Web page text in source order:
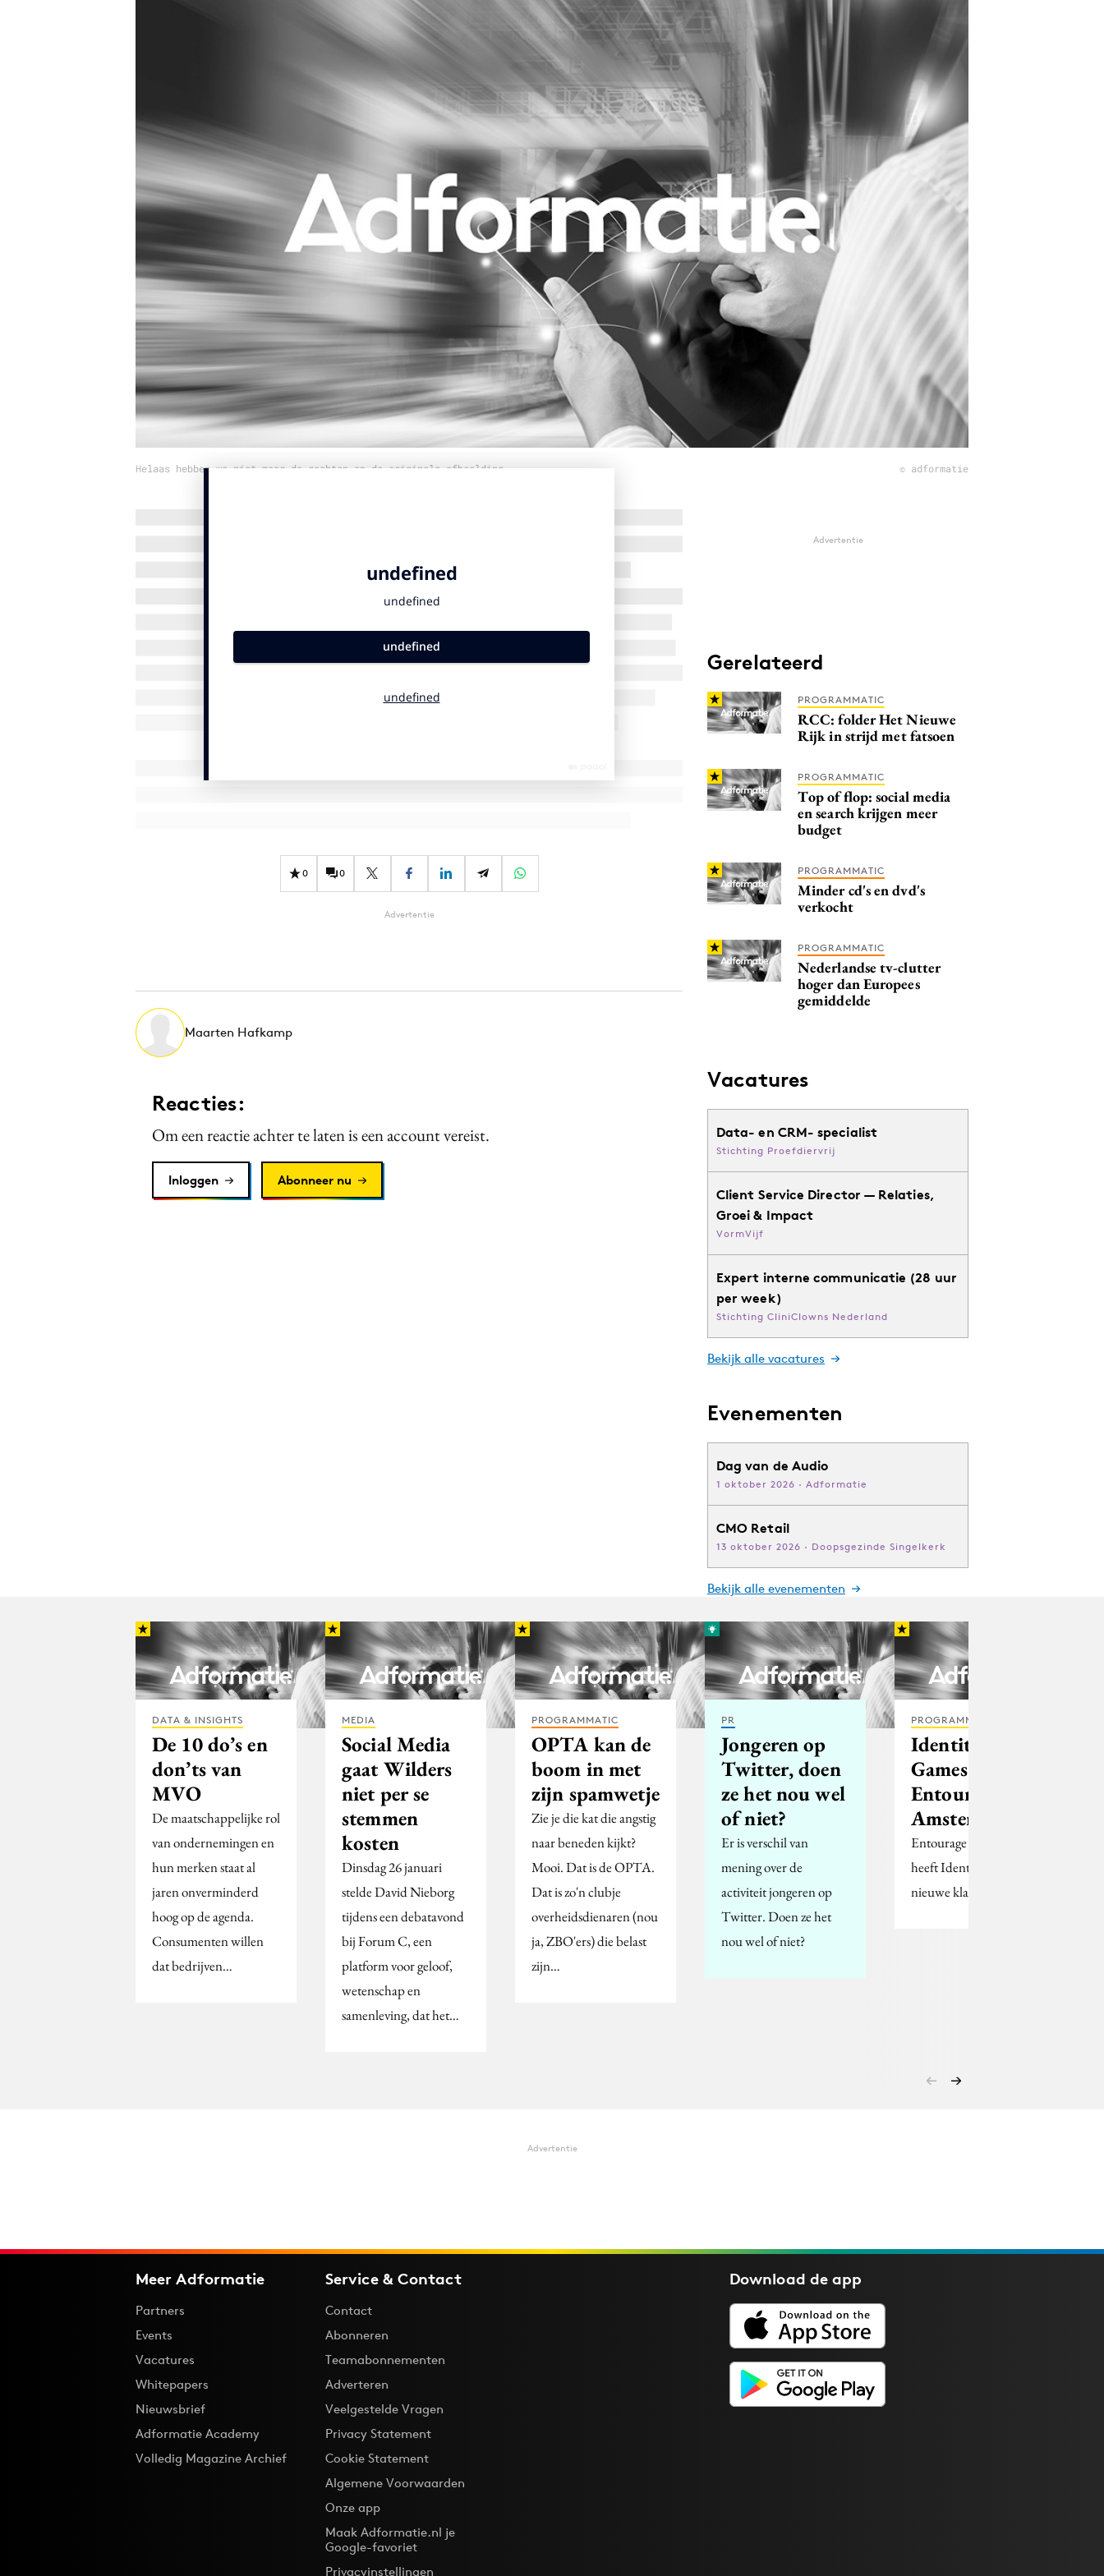
Gedragsverandering
Influencer marketing
Interne communicatie
Purpose Marketing
Reputatie & crisis
Helaas hebben we niet meer de rechten op de originele afbeelding © adformatie
0 0
Advertentie
Maarten Hafkamp
Reacties:
Om een reactie achter te laten is een account vereist.
Inloggen Abonneer nu
Advertentie
Gerelateerd
PROGRAMMATIC
RCC: folder Het Nieuwe
Rijk in strijd met fatsoen
PROGRAMMATIC
Top of flop: social media
en search krijgen meer
budget
PROGRAMMATIC
Minder cd's en dvd's
verkocht
PROGRAMMATIC
Nederlandse tv-clutter
hoger dan Europees
gemiddelde
Vacatures
Data- en CRM- specialist
Stichting Proefdiervrij
Client Service Director — Relaties,
Groei & Impact
VormVijf
Expert interne communicatie (28 uur
per week)
Stichting CliniClowns Nederland
Bekijk alle vacatures
Evenementen
Dag van de Audio
1 oktober 2026 · Adformatie
CMO Retail
13 oktober 2026 · Doopsgezinde Singelkerk
Bekijk alle evenementen
DATA & INSIGHTS
De 10 do’s en
don’ts van
MVO
De maatschappelijke rol
van ondernemingen en
hun merken staat al
jaren onverminderd
hoog op de agenda.
Consumenten willen
dat bedrijven…
MEDIA
Social Media
gaat Wilders
niet per se
stemmen
kosten
Dinsdag 26 januari
stelde David Nieborg
tijdens een debatavond
bij Forum C, een
platform voor geloof,
wetenschap en
samenleving, dat het…
PROGRAMMATIC
OPTA kan de
boom in met
zijn spamwetje
Zie je die kat die angstig
naar beneden kijkt?
Mooi. Dat is de OPTA.
Dat is zo'n clubje
overheidsdienaren (nou
ja, ZBO'ers) die belast
zijn…
PR
Jongeren op
Twitter, doen
ze het nou wel
of niet?
Er is verschil van
mening over de
activiteit jongeren op
Twitter. Doen ze het
nou wel of niet?
PROGRAMMATIC
Identity
Games naar
Entourage
Amsterdam
Entourage Amsterdam
heeft Identity Games als
nieuwe klant.
Advertentie
Meer Adformatie
Partners
Events
Vacatures
Whitepapers
Nieuwsbrief
Adformatie Academy
Volledig Magazine Archief
Service & Contact
Contact
Abonneren
Teamabonnementen
Adverteren
Veelgestelde Vragen
Privacy Statement
Cookie Statement
Algemene Voorwaarden
Onze app
Maak Adformatie.nl je
Google-favoriet
Privacyinstellingen
Download deapp